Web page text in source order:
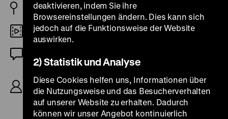
ES 1984
35mm
R/B: Montxo Armendáriz, K: Jose Luis Alcaine , D:
José María Asín, Patxi Bisquert, Enrique
Goicoechea, Paco Hernández, Amaia Lasa, 95’
deaktivieren, indem Sie ihre
Browsereinstellungen ändern. Dies kann sich
jedoch auf die Funktionsweise der Website
auswirken.
2) Statistik und Analyse
Diese Cookies helfen uns, Informationen über
die Nutzungsweise und das Besucherverhalten
auf unserer Website zu erhalten. Dadurch
können wir unser Angebot kontinuierlich